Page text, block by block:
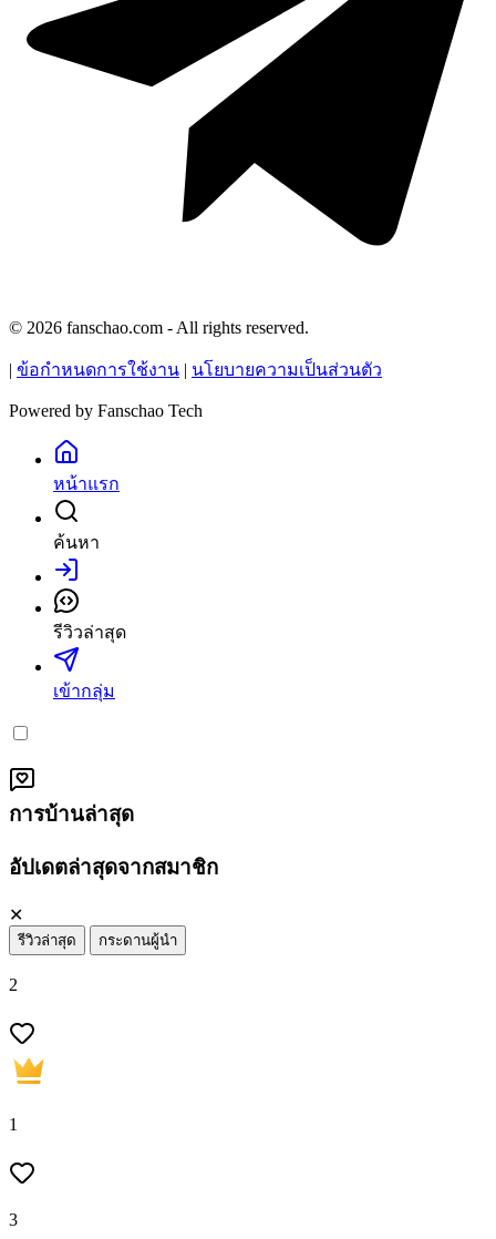
© 2026 fanschao.com - All rights reserved.
ข้อกำหนดการใช้งาน นโยบายความเป็นส่วนตัว
Powered by Fanschao Tech
หน้าแรก
ค้นหา
เข้าสู่ระบบ
รีวิวล่าสุด
เข้ากลุ่ม
การบ้านล่าสุด
อัปเดตล่าสุดจากสมาชิก
✕
รีวิวล่าสุด กระดานผู้นำ
2
1
3